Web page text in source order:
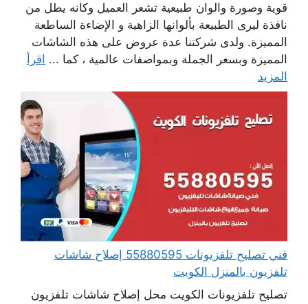
قوية وصورة والوان طبيعية تشعر العميل وكانه يطل من
نافذة ليرى الطبيعة بألوانها الزاهية و الإضاءة الساطعة
المميزة. ولدى شركتنا عدة عروض على هذه الشاشات
المميزة وبسعر الجملة وبمواصفات عالمية ، كما ... اقرأ
المزيد
فني تصليح تلفزيونات 55880595 إصلاح شاشات
تلفزيون بالمنزل الكويت
تصليح تلفزيونات الكويت محل إصلاح شاشات تلفزيون